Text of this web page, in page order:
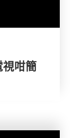
視咁簡